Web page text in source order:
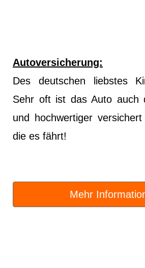
Auto­ver­si­che­rung:
Des deutschen liebstes
Sehr oft ist das Auto auch
und hochwertiger
die es fährt!
Mehr